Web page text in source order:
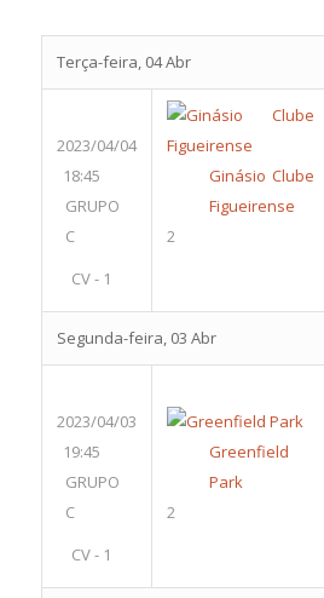
Terça-feira, 04 Abr
2023/04/04
18:45
GRUPO
C
CV - 1
Ginásio Clube
Figueirense
2
Segunda-feira, 03 Abr
2023/04/03
19:45
GRUPO
C
CV - 1
Greenfield
Park
2